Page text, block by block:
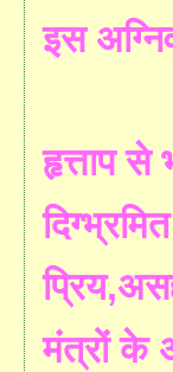
इस
हृत्ताप से
दिग्भ्रमित
प्रिय,
मंत्रों के